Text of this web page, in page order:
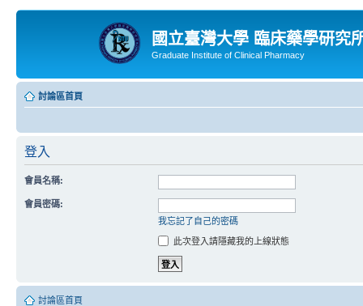
國立臺灣大學 臨床藥學研究
Graduate Institute of Clinical Pharmacy
討論區首頁
登入
會員名稱:
會員密碼:
我忘記了自己的密碼
此次登入請隱藏我的上線狀態
討論區首頁